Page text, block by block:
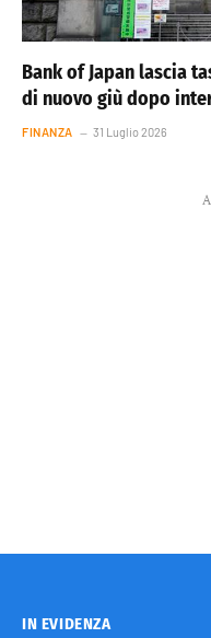
Bank of Japan lascia
di nuovo giù dopo
FINANZA 31 Luglio 2026
IN EVIDENZA